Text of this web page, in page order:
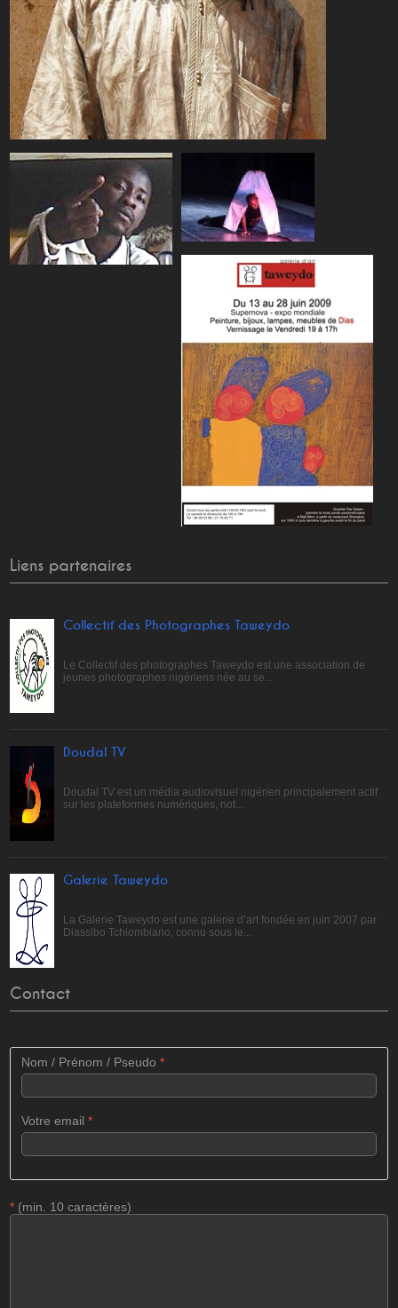
Liens partenaires
Collectif des Photographes Taweydo
Le Collectif des photographes Taweydo est une association de
jeunes photographes nigériens née au se...
Doudal TV
Doudal TV est un média audiovisuel nigérien principalement actif
sur les plateformes numériques, not...
Galerie Taweydo
La Galerie Taweydo est une galerie d’art fondée en juin 2007 par
Diassibo Tchiombiano, connu sous le...
Contact
Nom / Prénom / Pseudo*
Votre email*
* (min. 10 caractères)